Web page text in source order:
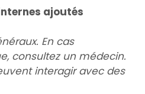
ajoutés
En cas
consultez un médecin.
interagir avec des